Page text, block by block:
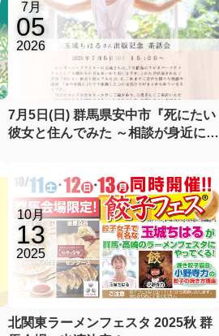
7月
05
2026
7月5日(日) 群馬県安中市『死にたい
彼女と住んでみた ～相談が身近にな
10月
13
2025
北関東ラーメンフェスタ 2025秋 群